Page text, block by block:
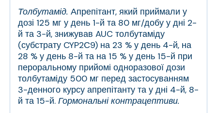
Толбутамід. Апрепітант, який приймали у
дозі 125 мг у день 1-й та 80 мг/добу у дні 2-
й та 3-й, знижував AUC толбутаміду
(субстрату CYP2С9) на 23 % у день 4-й, на
28 % у день 8-й та на 15 % у день 15-й при
пероральному прийомі одноразової дози
толбутаміду 500 мг перед застосуванням
3-денного курсу апрепітанту та у дні 4-й, 8-
й та 15-й. Гормональні контрацептиви.